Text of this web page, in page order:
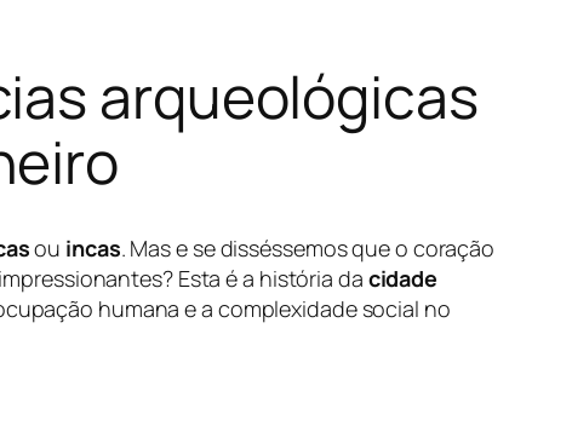
arqueológicas
ou incas. Mas e se disséssemos que o coração
Esta é a história da cidade
humana e a complexidade social no